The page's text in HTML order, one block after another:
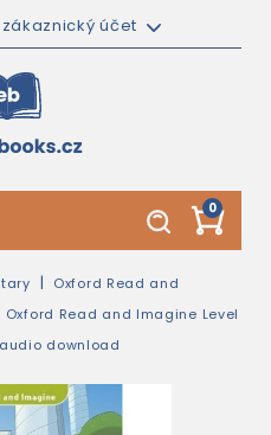
účet
0
Oxford Read and
Oxford Read and Imagine Level
download